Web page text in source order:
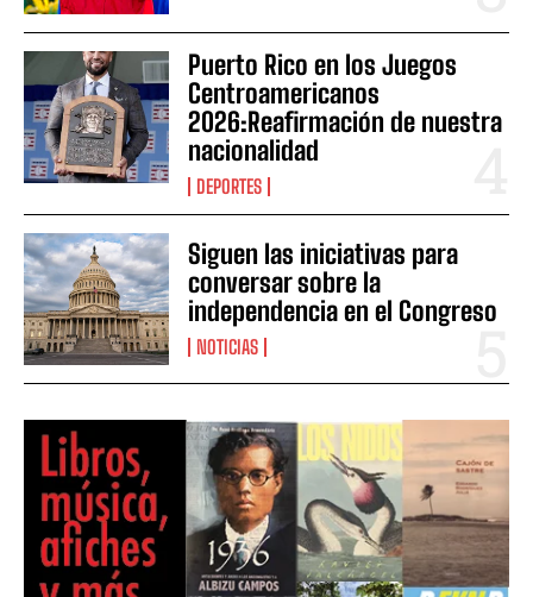
Puerto Rico en los Juegos
Centroamericanos
2026:Reafirmación de nuestra
nacionalidad
DEPORTES
Siguen las iniciativas para
conversar sobre la
independencia en el Congreso
NOTICIAS